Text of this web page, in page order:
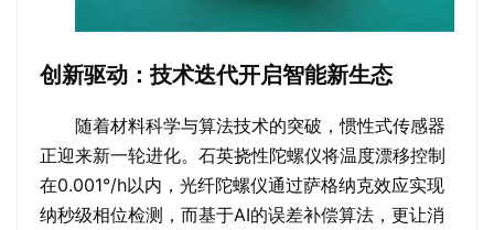
创新驱动：技术迭代开启智能新生态
随着材料科学与算法技术的突破，惯性式传感器
正迎来新一轮进化。石英挠性陀螺仪将温度漂移控制
在0.001°/h以内，光纤陀螺仪通过萨格纳克效应实现
纳秒级相位检测，而基于AI的误差补偿算法，更让消